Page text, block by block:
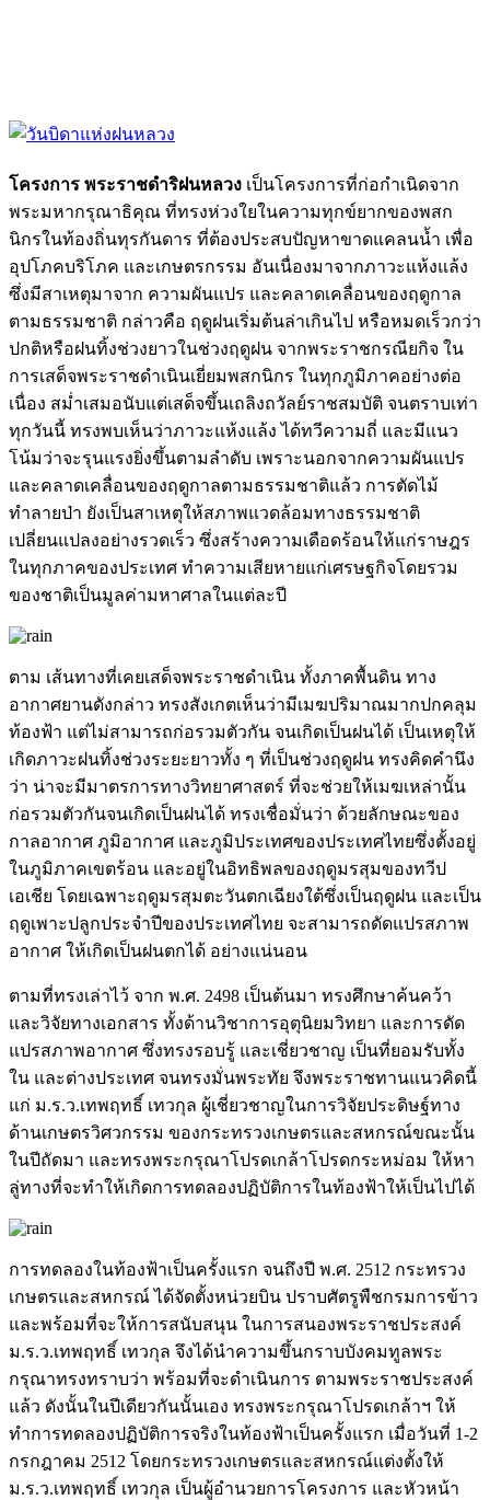
โครงการ พระราชดำริฝนหลวง เป็นโครงการที่ก่อกำเนิดจาก
พระมหากรุณาธิคุณ ที่ทรงห่วงใยในความทุกข์ยากของพสก
นิกรในท้องถิ่นทุรกันดาร ที่ต้องประสบปัญหาขาดแคลนน้ำ เพื่อ
อุปโภคบริโภค และเกษตรกรรม อันเนื่องมาจากภาวะแห้งแล้ง
ซึ่งมีสาเหตุมาจาก ความผันแปร และคลาดเคลื่อนของฤดูกาล
ตามธรรมชาติ กล่าวคือ ฤดูฝนเริ่มต้นล่าเกินไป หรือหมดเร็วกว่า
ปกติหรือฝนทิ้งช่วงยาวในช่วงฤดูฝน จากพระราชกรณียกิจ ใน
การเสด็จพระราชดำเนินเยี่ยมพสกนิกร ในทุกภูมิภาคอย่างต่อ
เนื่อง สม่ำเสมอนับแต่เสด็จขึ้นเถลิงถวัลย์ราชสมบัติ จนตราบเท่า
ทุกวันนี้ ทรงพบเห็นว่าภาวะแห้งแล้ง ได้ทวีความถี่ และมีแนว
โน้มว่าจะรุนแรงยิ่งขึ้นตามลำดับ เพราะนอกจากความผันแปร
และคลาดเคลื่อนของฤดูกาลตามธรรมชาติแล้ว การตัดไม้
ทำลายป่า ยังเป็นสาเหตุให้สภาพแวดล้อมทางธรรมชาติ
เปลี่ยนแปลงอย่างรวดเร็ว ซึ่งสร้างความเดือดร้อนให้แก่ราษฎร
ในทุกภาคของประเทศ ทำความเสียหายแก่เศรษฐกิจโดยรวม
ของชาติเป็นมูลค่ามหาศาลในแต่ละปี
ตาม เส้นทางที่เคยเสด็จพระราชดำเนิน ทั้งภาคพื้นดิน ทาง
อากาศยานดังกล่าว ทรงสังเกตเห็นว่ามีเมฆปริมาณมากปกคลุม
ท้องฟ้า แต่ไม่สามารถก่อรวมตัวกัน จนเกิดเป็นฝนได้ เป็นเหตุให้
เกิดภาวะฝนทิ้งช่วงระยะยาวทั้ง ๆ ที่เป็นช่วงฤดูฝน ทรงคิดคำนึง
ว่า น่าจะมีมาตรการทางวิทยาศาสตร์ ที่จะช่วยให้เมฆเหล่านั้น
ก่อรวมตัวกันจนเกิดเป็นฝนได้ ทรงเชื่อมั่นว่า ด้วยลักษณะของ
กาลอากาศ ภูมิอากาศ และภูมิประเทศของประเทศไทยซึ่งตั้งอยู่
ในภูมิภาคเขตร้อน และอยู่ในอิทธิพลของฤดูมรสุมของทวีป
เอเชีย โดยเฉพาะฤดูมรสุมตะวันตกเฉียงใต้ซึ่งเป็นฤดูฝน และเป็น
ฤดูเพาะปลูกประจำปีของประเทศไทย จะสามารถดัดแปรสภาพ
อากาศ ให้เกิดเป็นฝนตกได้ อย่างแน่นอน
ตามที่ทรงเล่าไว้ จาก พ.ศ. 2498 เป็นต้นมา ทรงศึกษาค้นคว้า
และวิจัยทางเอกสาร ทั้งด้านวิชาการอุตุนิยมวิทยา และการดัด
แปรสภาพอากาศ ซึ่งทรงรอบรู้ และเชี่ยวชาญ เป็นที่ยอมรับทั้ง
ใน และต่างประเทศ จนทรงมั่นพระทัย จึงพระราชทานแนวคิดนี้
แก่ ม.ร.ว.เทพฤทธิ์ เทวกุล ผู้เชี่ยวชาญในการวิจัยประดิษฐ์ทาง
ด้านเกษตรวิศวกรรม ของกระทรวงเกษตรและสหกรณ์ขณะนั้น
ในปีถัดมา และทรงพระกรุณาโปรดเกล้าโปรดกระหม่อม ให้หา
ลู่ทางที่จะทำให้เกิดการทดลองปฏิบัติการในท้องฟ้าให้เป็นไปได้
การทดลองในท้องฟ้าเป็นครั้งแรก จนถึงปี พ.ศ. 2512 กระทรวง
เกษตรและสหกรณ์ ได้จัดตั้งหน่วยบิน ปราบศัตรูพืชกรมการข้าว
และพร้อมที่จะให้การสนับสนุน ในการสนองพระราชประสงค์
ม.ร.ว.เทพฤทธิ์ เทวกุล จึงได้นำความขึ้นกราบบังคมทูลพระ
กรุณาทรงทราบว่า พร้อมที่จะดำเนินการ ตามพระราชประสงค์
แล้ว ดังนั้นในปีเดียวกันนั้นเอง ทรงพระกรุณาโปรดเกล้าฯ ให้
ทำการทดลองปฏิบัติการจริงในท้องฟ้าเป็นครั้งแรก เมื่อวันที่ 1-2
กรกฎาคม 2512 โดยกระทรวงเกษตรและสหกรณ์แต่งตั้งให้
ม.ร.ว.เทพฤทธิ์ เทวกุล เป็นผู้อำนวยการโครงการ และหัวหน้า